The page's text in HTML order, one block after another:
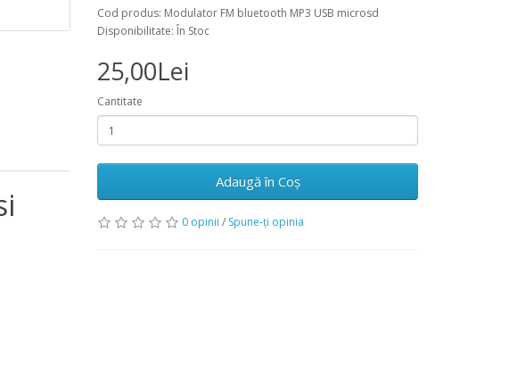
Cod produs: Modulator FM bluetooth MP3 USB microsd
Disponibilitate: În Stoc
25,00Lei
Cantitate
Adaugă în Coş
0 opinii / Spune-ţi opinia